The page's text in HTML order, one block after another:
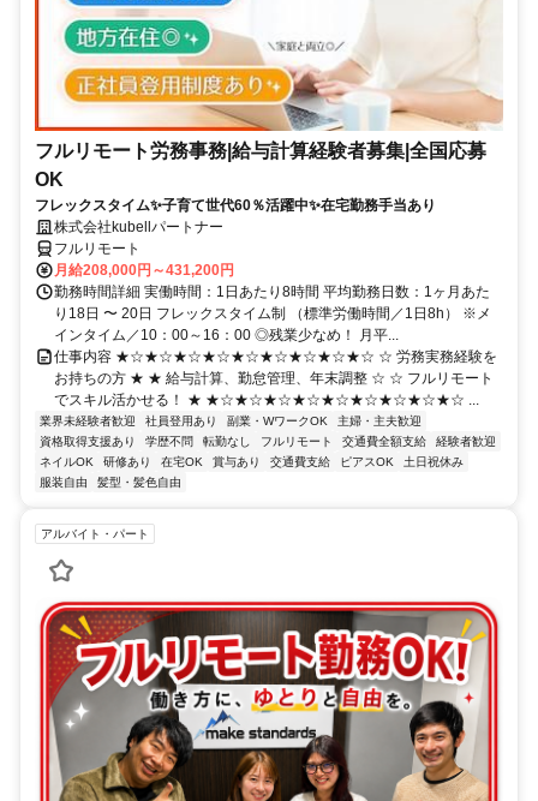
フルリモート労務事務|給与計算経験者募集|全国応募
OK
フレックスタイム✨子育て世代60％活躍中✨在宅勤務手当あり
株式会社kubellパートナー
フルリモート
月給208,000円～431,200円
勤務時間詳細 実働時間：1日あたり8時間 平均勤務日数：1ヶ月あた
り18日 〜 20日 フレックスタイム制 （標準労働時間／1日8h） ※メ
インタイム／10：00～16：00 ◎残業少なめ！ 月平...
仕事内容 ★☆★☆★☆★☆★☆★☆★☆★☆★☆ ☆ 労務実務経験を
お持ちの方 ★ ★ 給与計算、勤怠管理、年末調整 ☆ ☆ フルリモート
でスキル活かせる！ ★ ★☆★☆★☆★☆★☆★☆★☆★☆★☆ ...
業界未経験者歓迎 社員登用あり 副業・WワークOK
主婦・主夫歓迎
資格取得支援あり
学歴不問 転勤なし フルリモート 交通費全額支給
経験者歓迎
ネイルOK
研修あり 在宅OK 賞与あり 交通費支給 ピアスOK
土日祝休み
服装自由
髪型・髪色自由
アルバイト・パート